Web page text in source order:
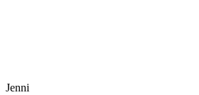
Jenni